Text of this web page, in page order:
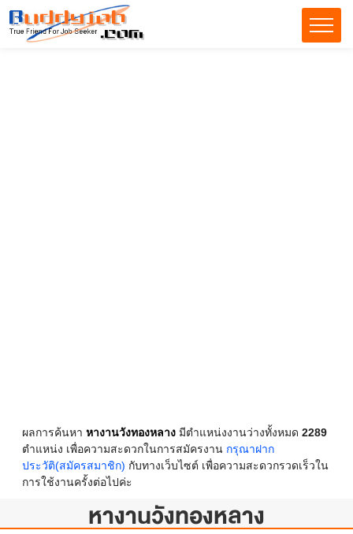
ผลการค้นหา หางานวังทองหลางมีตำแหน่งงานว่างทั้งหมด 2289
ตำแหน่ง เพื่อความสะดวกในการสมัครงาน กรุณาฝาก
ประวัติ(สมัครสมาชิก) กับทางเว็บไซต์ เพื่อความสะดวกรวดเร็วใน
การใช้งานครั้งต่อไปค่ะ
หางานวังทองหลาง